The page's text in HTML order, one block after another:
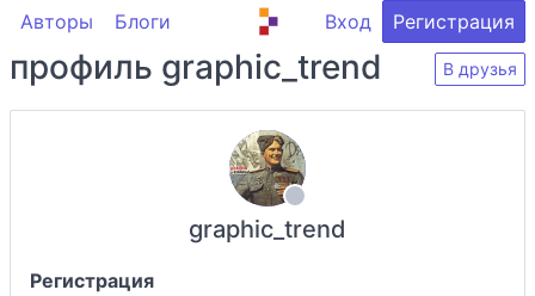
Авторы Блоги Вход Регистрация
профиль graphic_trend В друзья
graphic_trend
Регистрация